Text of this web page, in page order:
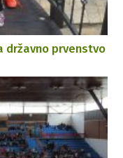
državno prvenstvo